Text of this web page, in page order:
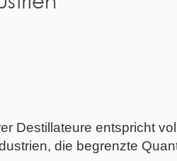
Destillateure entspricht
die begrenzte